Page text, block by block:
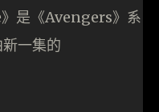
是《Avengers》系
一集的